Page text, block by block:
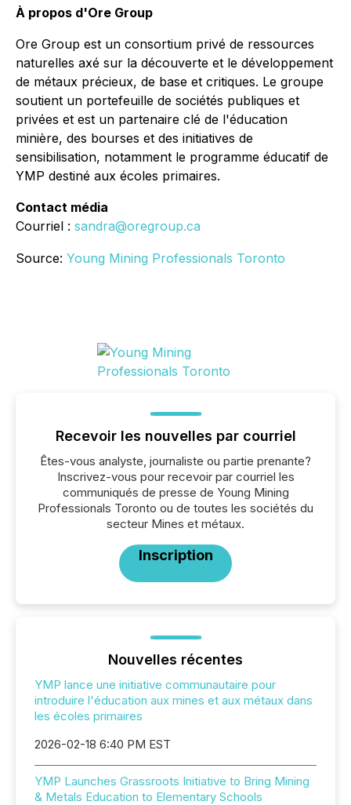
À propos d'Ore Group
Ore Group est un consortium privé de ressources
naturelles axé sur la découverte et le développement
de métaux précieux, de base et critiques. Le groupe
soutient un portefeuille de sociétés publiques et
privées et est un partenaire clé de l'éducation
minière, des bourses et des initiatives de
sensibilisation, notamment le programme éducatif de
YMP destiné aux écoles primaires.
Contact média
Courriel : sandra@oregroup.ca
Source: Young Mining Professionals Toronto
Recevoir les nouvelles par courriel
Êtes-vous analyste, journaliste ou partie prenante?
Inscrivez-vous pour recevoir par courriel les
communiqués de presse de Young Mining
Professionals Toronto ou de toutes les sociétés du
secteur Mines et métaux.
Inscription
Nouvelles récentes
YMP lance une initiative communautaire pour
introduire l'éducation aux mines et aux métaux dans
les écoles primaires
2026-02-18 6:40 PM EST
YMP Launches Grassroots Initiative to Bring Mining
& Metals Education to Elementary Schools